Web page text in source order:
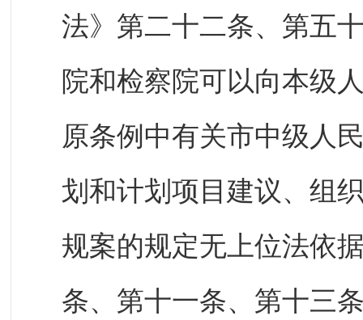
法》第二十二条、第五
院和检察院可以向本级
原条例中有关市中级人
划和计划项目建议、组
规案的规定无上位法依
条、第十一条、第十三